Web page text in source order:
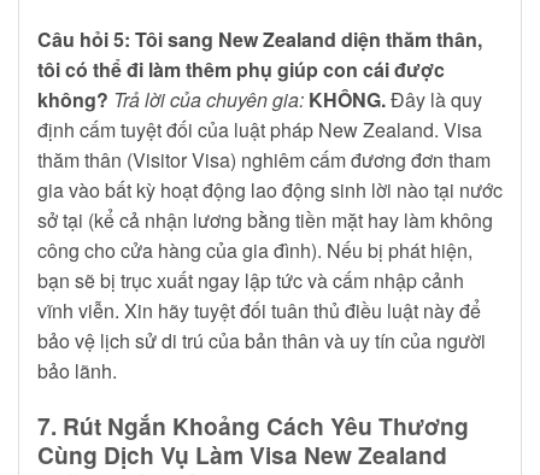
Câu hỏi 5: Tôi sang New Zealand diện thăm thân,
tôi có thể đi làm thêm phụ giúp con cái được
không? Trả lời của chuyên gia: KHÔNG.Đây là quy
định cấm tuyệt đối của luật pháp New Zealand. Visa
thăm thân (Visitor Visa) nghiêm cấm đương đơn tham
gia vào bất kỳ hoạt động lao động sinh lời nào tại nước
sở tại (kể cả nhận lương bằng tiền mặt hay làm không
công cho cửa hàng của gia đình). Nếu bị phát hiện,
bạn sẽ bị trục xuất ngay lập tức và cấm nhập cảnh
vĩnh viễn. Xin hãy tuyệt đối tuân thủ điều luật này để
bảo vệ lịch sử di trú của bản thân và uy tín của người
bảo lãnh.
7. Rút Ngắn Khoảng Cách Yêu Thương
Cùng Dịch Vụ Làm Visa New Zealand